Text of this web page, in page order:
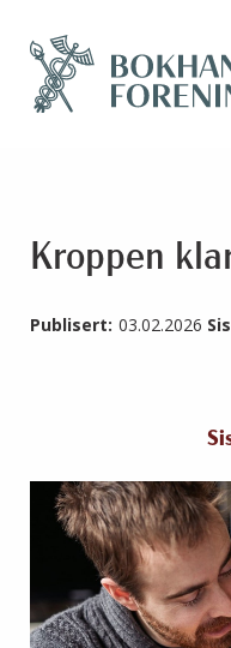
Kroppen
Publisert: 03.02.2026